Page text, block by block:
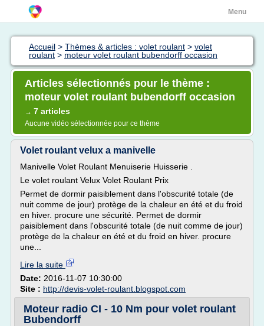
Menu
Accueil > Thèmes & articles : volet roulant > volet
roulant > moteur volet roulant bubendorff occasion
Articles sélectionnés pour le thème :
moteur volet roulant bubendorff occasion
→ 7 articles
Aucune vidéo sélectionnée pour ce thème
Volet roulant velux a manivelle
Manivelle Volet Roulant Menuiserie Huisserie .
Le volet roulant Velux Volet Roulant Prix
Permet de dormir paisiblement dans l'obscurité totale (de
nuit comme de jour) protège de la chaleur en été et du froid
en hiver. procure une sécurité. Permet de dormir
paisiblement dans l'obscurité totale (de nuit comme de jour)
protège de la chaleur en été et du froid en hiver. procure
une...
Lire la suite
Date: 2016-11-07 10:30:00
Site : http://devis-volet-roulant.blogspot.com
Moteur radio CI - 10 Nm pour volet roulant
Bubendorff